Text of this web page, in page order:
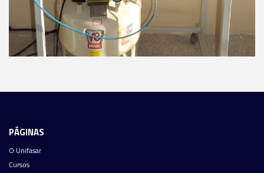
PÁGINAS
O Unifasar
Cursos